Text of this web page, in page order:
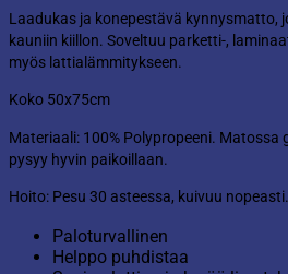
Laadukas ja konepestävä kynnysmatto,
kauniin kiillon. Soveltuu parketti-,
myös lattialämmitykseen.
Koko 50x75cm
Materiaali: 100% Polypropeeni. Matossa
pysyy hyvin paikoillaan.
Hoito: Pesu 30 asteessa, kuivuu nopeasti.
Paloturvallinen
Helppo puhdistaa